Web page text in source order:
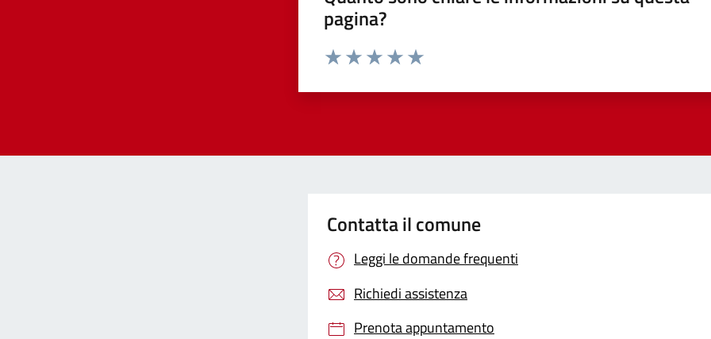
pagina?
Contatta il comune
Leggi le domande frequenti
Richiedi assistenza
Prenota appuntamento